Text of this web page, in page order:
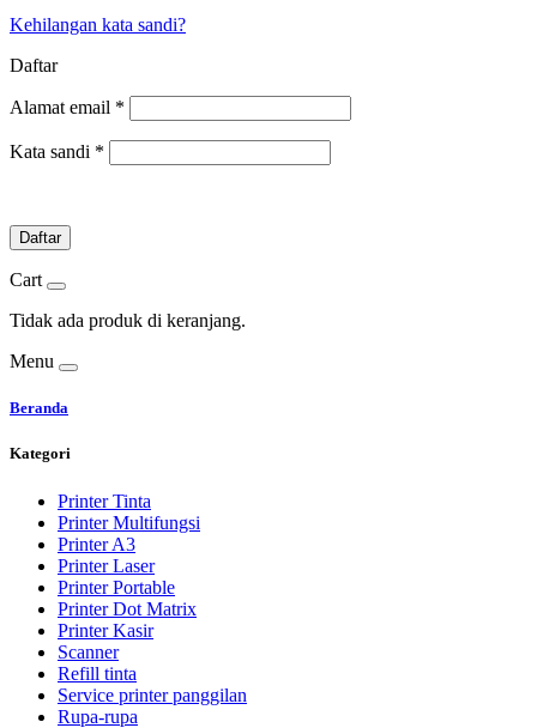
Kehilangan kata sandi?
Daftar
Alamat email *
Kata sandi *
Daftar
Cart
Tidak ada produk di keranjang.
Menu
Beranda
Kategori
Printer Tinta
Printer Multifungsi
Printer A3
Printer Laser
Printer Portable
Printer Dot Matrix
Printer Kasir
Scanner
Refill tinta
Service printer panggilan
Rupa-rupa